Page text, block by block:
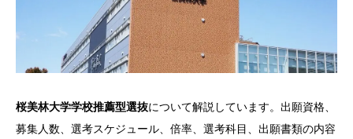
桜美林大学学校推薦型選抜について解説しています。出願資格、
募集人数、選考スケジュール、倍率、選考科目、出願書類の内容